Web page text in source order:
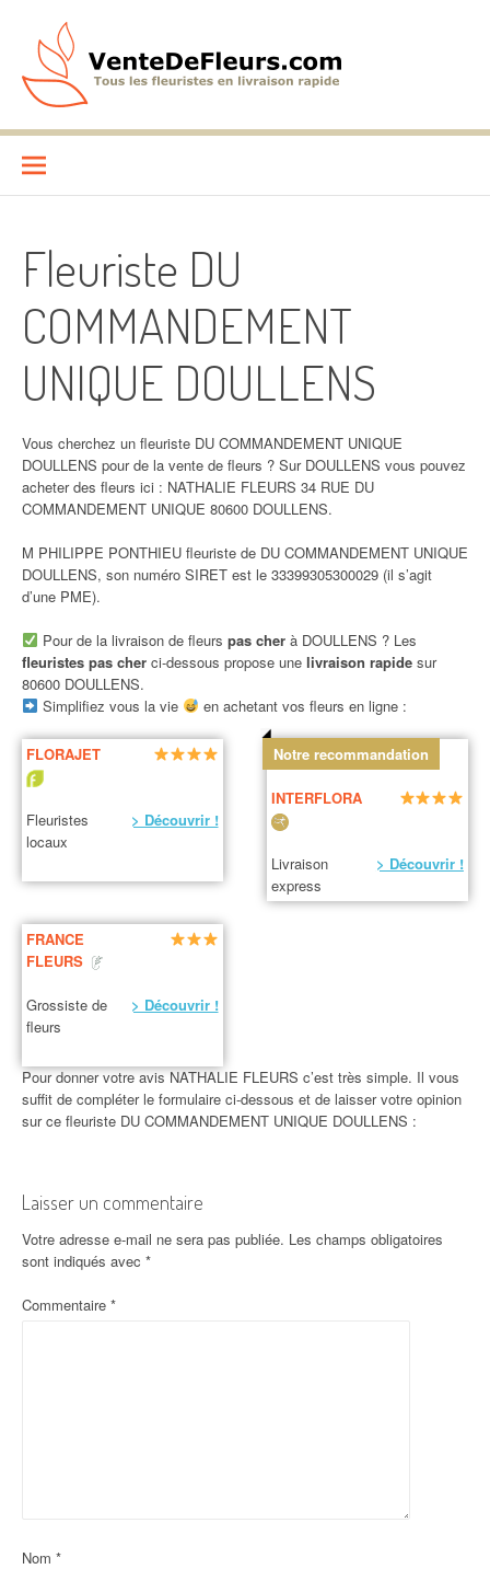
contenu
VenteDeFleurs.com
Fleuriste DU
COMMANDEMENT
UNIQUE DOULLENS
Vous cherchez un fleuriste DU COMMANDEMENT UNIQUE
DOULLENS pour de la vente de fleurs ? Sur DOULLENS vous pouvez
acheter des fleurs ici : NATHALIE FLEURS 34 RUE DU
COMMANDEMENT UNIQUE 80600 DOULLENS.
M PHILIPPE PONTHIEU fleuriste de DU COMMANDEMENT UNIQUE
DOULLENS, son numéro SIRET est le 33399305300029 (il s’agit
d’une PME).
Pour de la livraison de fleurs pas cherà DOULLENS ? Les
fleuristes pas cher ci-dessous propose une livraison rapide sur
80600 DOULLENS.
Simplifiez vous la vie
en achetant vos fleurs en ligne :
FLORAJET
Fleuristes
locaux
> Découvrir !
Notre recommandation
INTERFLORA
Livraison
express
> Découvrir !
FRANCE
FLEURS
Grossiste de
fleurs
> Découvrir !
Pour donner votre avis NATHALIE FLEURS c’est très simple. Il vous
suffit de compléter le formulaire ci-dessous et de laisser votre opinion
sur ce fleuriste DU COMMANDEMENT UNIQUE DOULLENS :
Laisser un commentaire
Votre adresse e-mail ne sera pas publiée. Les champs obligatoires
sont indiqués avec *
Commentaire *
Nom *